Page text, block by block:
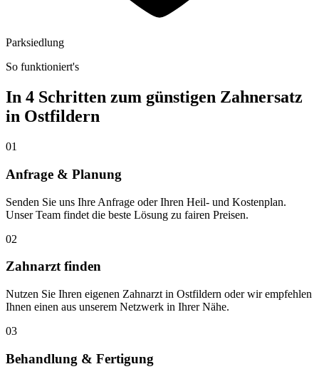
Parksiedlung
So funktioniert's
In 4 Schritten zum günstigen Zahnersatz
in Ostfildern
01
Anfrage & Planung
Senden Sie uns Ihre Anfrage oder Ihren Heil- und Kostenplan.
Unser Team findet die beste Lösung zu fairen Preisen.
02
Zahnarzt finden
Nutzen Sie Ihren eigenen Zahnarzt in Ostfildern oder wir empfehlen
Ihnen einen aus unserem Netzwerk in Ihrer Nähe.
03
Behandlung & Fertigung